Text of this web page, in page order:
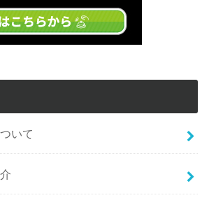
いて